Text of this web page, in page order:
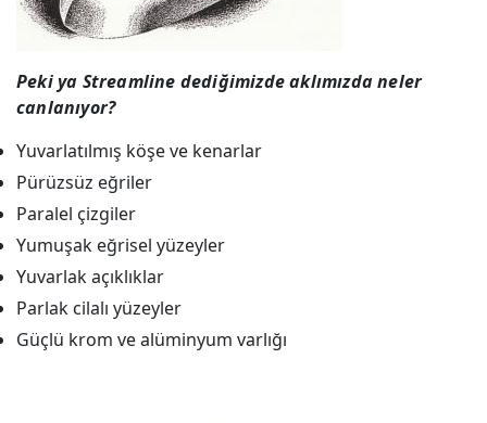
Peki ya Streamline dediğimizde aklımızda neler
canlanıyor?
Yuvarlatılmış köşe ve kenarlar
Pürüzsüz eğriler
Paralel çizgiler
Yumuşak eğrisel yüzeyler
Yuvarlak açıklıklar
Parlak cilalı yüzeyler
Güçlü krom ve alüminyum varlığı